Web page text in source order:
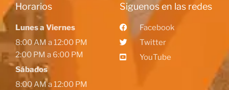
Horarios
Lunes a Viernes
8:00 AM a 12:00 PM
2:00 PM a 6:00 PM
Sábados
8:00 AM a 12:00 PM
Siguenos en las redes
Facebook
Twitter
YouTube